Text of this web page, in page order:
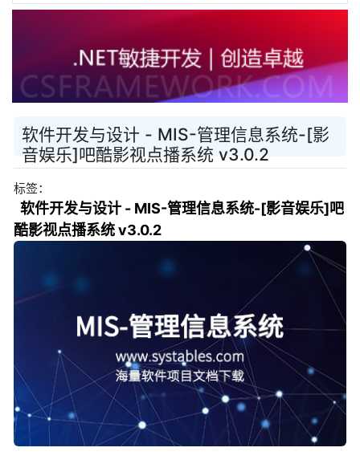
软件开发与设计 - MIS-管理信息系统-[影
音娱乐]吧酷影视点播系统 v3.0.2
标签：
软件开发与设计 - MIS-管理信息系统-[影音娱乐]吧
酷影视点播系统 v3.0.2